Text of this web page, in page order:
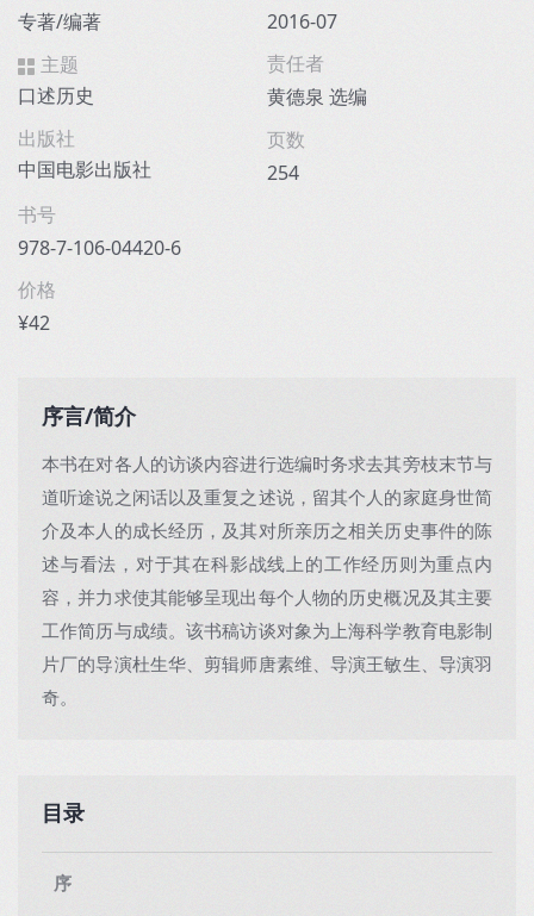
专著/编著
主题
口述历史
出版社
中国电影出版社
2016-07
责任者
黄德泉 选编
页数
254
书号
978-7-106-04420-6
价格
¥42
序言/简介
本书在对各人的访谈内容进行选编时务求去其旁枝末节与
道听途说之闲话以及重复之述说，留其个人的家庭身世简
介及本人的成长经历，及其对所亲历之相关历史事件的陈
述与看法，对于其在科影战线上的工作经历则为重点内
容，并力求使其能够呈现出每个人物的历史概况及其主要
工作简历与成绩。该书稿访谈对象为上海科学教育电影制
片厂的导演杜生华、剪辑师唐素维、导演王敏生、导演羽
奇。
目录
序